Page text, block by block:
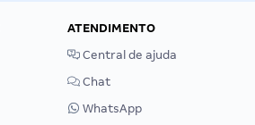
ATENDIMENTO
Central de ajuda
Chat
WhatsApp